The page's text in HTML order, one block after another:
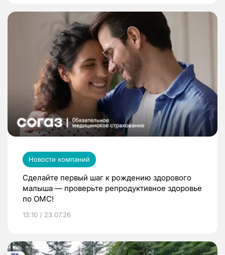
Новости компаний
Сделайте первый шаг к рождению здорового
малыша — проверьте репродуктивное здоровье
по ОМС!
13:10 / 23.07.26